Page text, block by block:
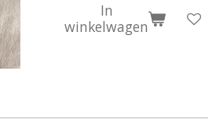
In
winkelwagen